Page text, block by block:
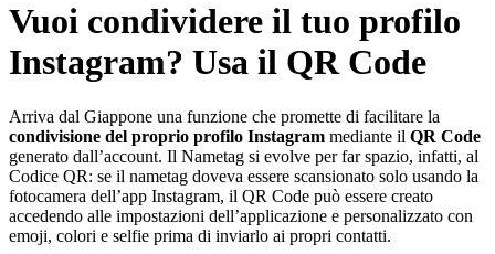
Vuoi condividere il tuo profilo
Instagram? Usa il QR Code
Arriva dal Giappone una funzione che promette di facilitare la
condivisione del proprio profilo Instagram mediante il QR Code
generato dall’account. Il Nametag si evolve per far spazio, infatti, al
Codice QR: se il nametag doveva essere scansionato solo usando la
fotocamera dell’app Instagram, il QR Code può essere creato
accedendo alle impostazioni dell’applicazione e personalizzato con
emoji, colori e selfie prima di inviarlo ai propri contatti.